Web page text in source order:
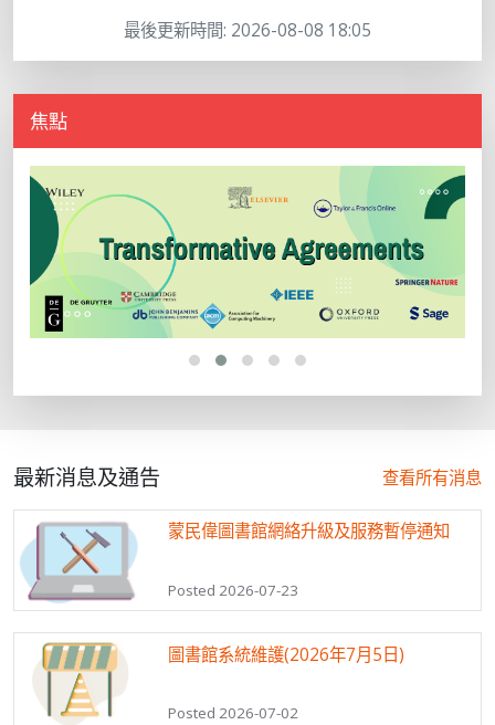
最後更新時間: 2026-08-08 18:05
焦點
最新消息及通告 查看所有消息
蒙民偉圖書館網絡升級及服務暫停通知
Posted 2026-07-23
圖書館系統維護(2026年7月5日)
Posted 2026-07-02